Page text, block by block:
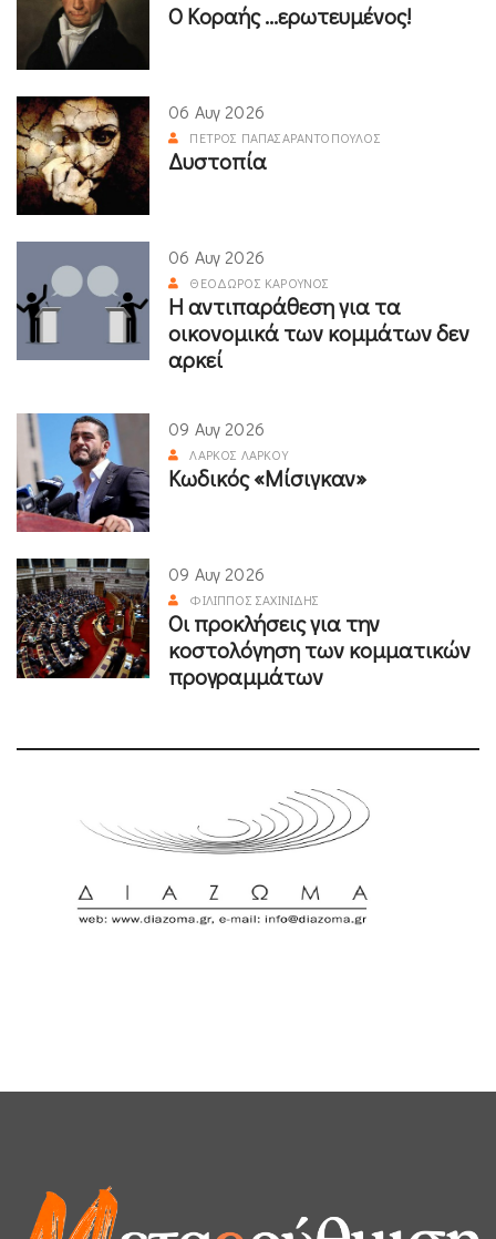
Ο Κοραής ...ερωτευμένος!
06 Αυγ 2026
ΠΈΤΡΟΣ ΠΑΠΑΣΑΡΑΝΤΌΠΟΥΛΟΣ
Δυστοπία
06 Αυγ 2026
ΘΕΌΔΩΡΟΣ ΚΑΡΟΎΝΟΣ
Η αντιπαράθεση για τα
οικονομικά των κομμάτων δεν
αρκεί
09 Αυγ 2026
ΛΆΡΚΟΣ ΛΆΡΚΟΥ
Κωδικός «Μίσιγκαν»
09 Αυγ 2026
ΦΊΛΙΠΠΟΣ ΣΑΧΙΝΊΔΗΣ
Οι προκλήσεις για την
κοστολόγηση των κομματικών
προγραμμάτων